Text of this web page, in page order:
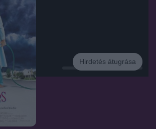
Hirdetés átugrása